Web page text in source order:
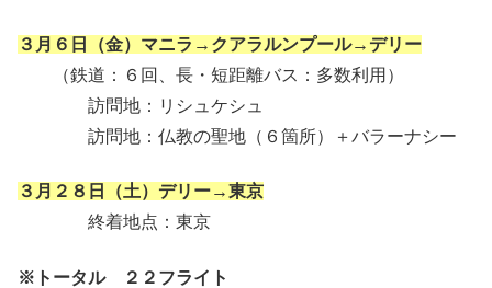
３月６日（金）マニラ→クアラルンプール→デリー
（鉄道：６回、長・短距離バス：多数利用）
訪問地：リシュケシュ
訪問地：仏教の聖地（６箇所）＋バラーナシー
３月２８日（土）デリー→東京
終着地点：東京
※トータル ２２フライト